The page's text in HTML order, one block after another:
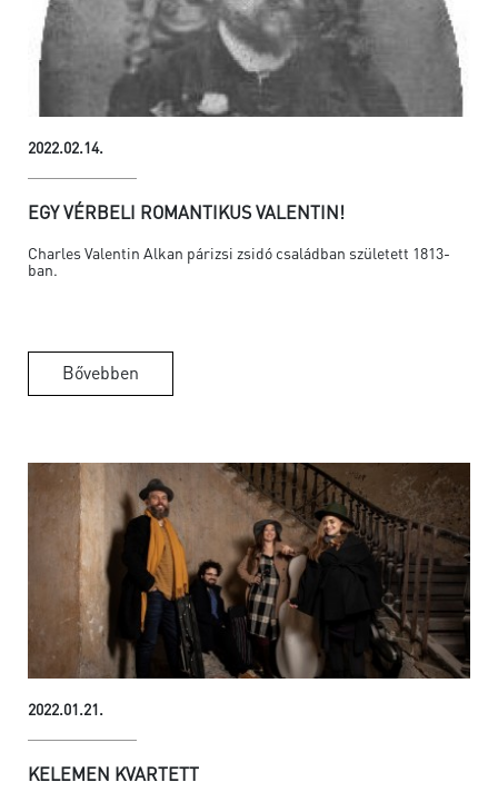
2022.02.14.
EGY VÉRBELI ROMANTIKUS VALENTIN!
Charles Valentin Alkan párizsi zsidó családban született 1813-
ban.
Bővebben
2022.01.21.
KELEMEN KVARTETT